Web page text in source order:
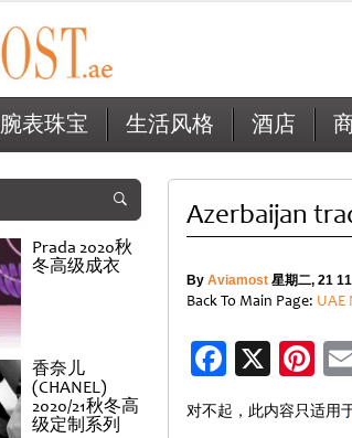
腕表珠宝 生活风格 酒店
Prada 2020秋
冬高级成衣
香奈儿
(CHANEL)
2020/21秋冬高
级定制系列
Azerbaijan
By Aviamost星期二, 21
Back To Main Page: UAE
X
对不起，此内容只适用